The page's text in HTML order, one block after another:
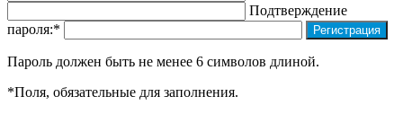
Подтверждение
пароля:*
Пароль должен быть не менее 6 символов длиной.
*Поля, обязательные для заполнения.